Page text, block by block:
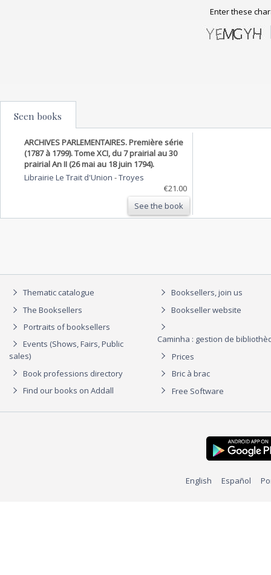
Enter these
Seen books
ARCHIVES PARLEMENTAIRES. Première série
(1787 à 1799). Tome XCI, du 7 prairial au 30
prairial An II (26 mai au 18 juin 1794).
Librairie Le Trait d'Union -Troyes
€21.00
See the book
Thematic catalogue
The Booksellers
Portraits of booksellers
Events (Shows, Fairs, Public
sales)
Book professions directory
Find our books on Addall
Booksellers, join us
Bookseller website
Caminha : gestion de
Prices
Bric à brac
Free Software
English Español